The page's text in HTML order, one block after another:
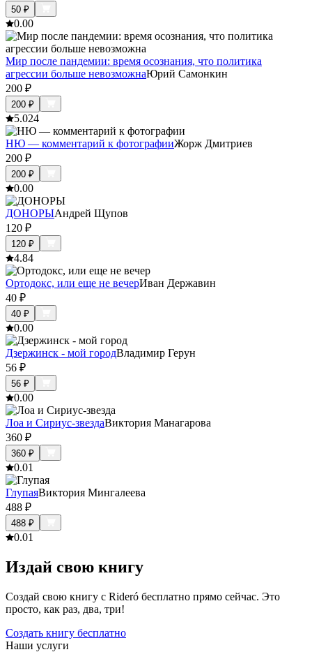
50 ₽
0.00
Мир после пандемии: время осознания, что политика
агрессии больше невозможнаЮрий Самонкин
200 ₽
200 ₽
5.024
НЮ — комментарий к фотографииЖорж Дмитриев
200 ₽
200 ₽
0.00
ДОНОРЫАндрей Щупов
120 ₽
120 ₽
4.84
Ортодокс, или еще не вечерИван Державин
40 ₽
40 ₽
0.00
Дзержинск - мой городВладимир Герун
56 ₽
56 ₽
0.00
Лоа и Сириус-звездаВиктория Манагарова
360 ₽
360 ₽
0.01
ГлупаяВиктория Мингалеева
488 ₽
488 ₽
0.01
Издай свою книгу
Создай свою книгу с Rideró бесплатно прямо сейчас. Это
просто, как раз, два, три!
Создать книгу бесплатно
Наши услуги